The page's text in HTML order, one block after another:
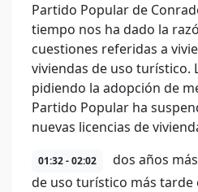
Partido Popular de
tiempo nos ha dado la
cuestiones referidas a
viviendas de uso turístico.
pidiendo la adopción de
Partido Popular ha
nuevas licencias de
01:32 - 02:02
dos años
de uso turístico más tarde